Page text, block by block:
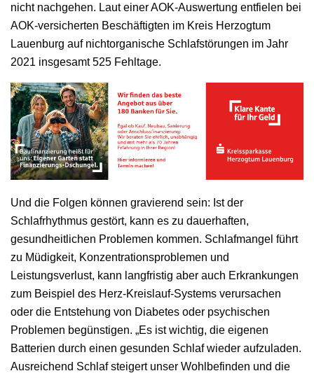
nicht nachgehen. Laut einer AOK-Auswertung entfielen bei
AOK-versicherten Beschäftigten im Kreis Herzogtum
Lauenburg auf nichtorganische Schlafstörungen im Jahr
2021 insgesamt 525 Fehltage.
Und die Folgen können gravierend sein: Ist der
Schlafrhythmus gestört, kann es zu dauerhaften,
gesundheitlichen Problemen kommen. Schlafmangel führt
zu Müdigkeit, Konzentrationsproblemen und
Leistungsverlust, kann langfristig aber auch Erkrankungen
zum Beispiel des Herz-Kreislauf-Systems verursachen
oder die Entstehung von Diabetes oder psychischen
Problemen begünstigen. „Es ist wichtig, die eigenen
Batterien durch einen gesunden Schlaf wieder aufzuladen.
Ausreichend Schlaf steigert unser Wohlbefinden und die